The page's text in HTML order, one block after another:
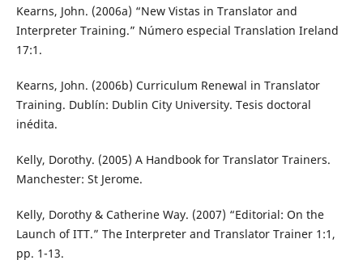
Kearns, John. (2006a) “New Vistas in Translator and
Interpreter Training.” Número especial Translation Ireland
17:1.
Kearns, John. (2006b) Curriculum Renewal in Translator
Training. Dublín: Dublin City University. Tesis doctoral
inédita.
Kelly, Dorothy. (2005) A Handbook for Translator Trainers.
Manchester: St Jerome.
Kelly, Dorothy & Catherine Way. (2007) “Editorial: On the
Launch of ITT.” The Interpreter and Translator Trainer 1:1,
pp. 1-13.